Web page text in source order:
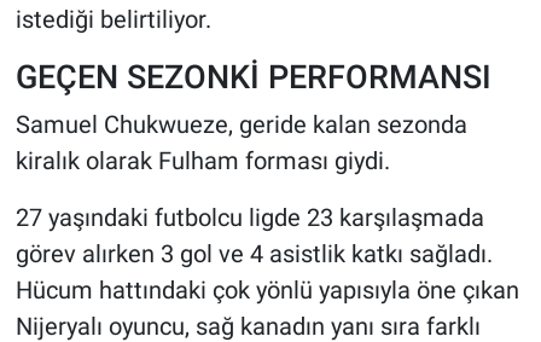
istediği belirtiliyor.
GEÇEN SEZONKİ PERFORMANSI
Samuel Chukwueze, geride kalan sezonda
kiralık olarak Fulham forması giydi.
27 yaşındaki futbolcu ligde 23 karşılaşmada
görev alırken 3 gol ve 4 asistlik katkı sağladı.
Hücum hattındaki çok yönlü yapısıyla öne çıkan
Nijeryalı oyuncu, sağ kanadın yanı sıra farklı